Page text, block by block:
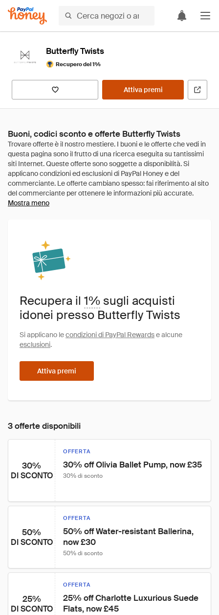
Butterfly Twists
Recupero del 1%
Attiva premi
Buoni, codici sconto e offerte Butterfly Twists
Mostra meno
Recupera il 1% sugli acquisti
idonei presso Butterfly Twists
Si applicano lecondizioni di PayPal Rewardse alcune
esclusioni.
Attiva premi
3 offerte disponibili
30%
DI SCONTO
OFFERTA
30% off Olivia Ballet Pump, now £35
30% di sconto
50%
DI SCONTO
OFFERTA
50% off Water-resistant Ballerina,
now £30
50% di sconto
25%
DI SCONTO
OFFERTA
25% off Charlotte Luxurious Suede
Flats, now £45